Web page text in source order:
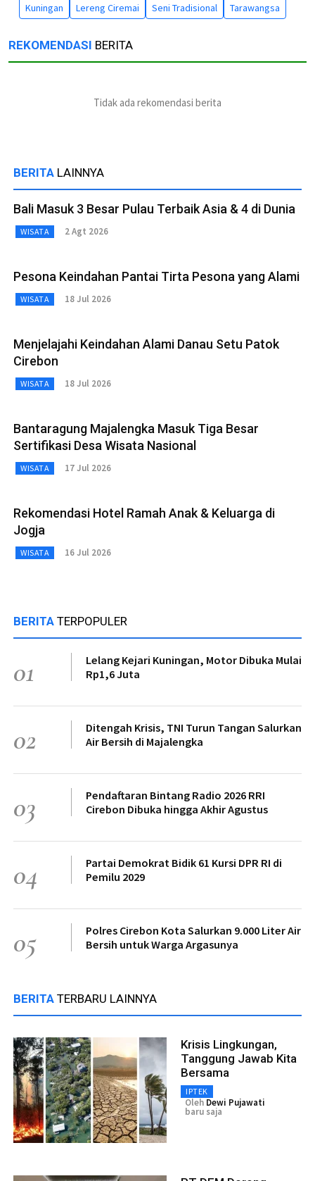
Kuningan
Lereng Ciremai Seni Tradisional Tarawangsa
REKOMENDASI BERITA
Tidak ada rekomendasi berita
BERITA LAINNYA
Bali Masuk 3 Besar Pulau Terbaik Asia & 4 di Dunia
WISATA 2 Agt 2026
Pesona Keindahan Pantai Tirta Pesona yang Alami
WISATA 18 Jul 2026
Menjelajahi Keindahan Alami Danau Setu Patok
Cirebon
WISATA 18 Jul 2026
Bantaragung Majalengka Masuk Tiga Besar
Sertifikasi Desa Wisata Nasional
WISATA 17 Jul 2026
Rekomendasi Hotel Ramah Anak & Keluarga di
Jogja
WISATA 16 Jul 2026
BERITA TERPOPULER
01
Lelang Kejari Kuningan, Motor Dibuka Mulai
Rp1,6 Juta
02
Ditengah Krisis, TNI Turun Tangan Salurkan
Air Bersih di Majalengka
03
Pendaftaran Bintang Radio 2026 RRI
Cirebon Dibuka hingga Akhir Agustus
04
Partai Demokrat Bidik 61 Kursi DPR RI di
Pemilu 2029
05
Polres Cirebon Kota Salurkan 9.000 Liter Air
Bersih untuk Warga Argasunya
BERITA TERBARU LAINNYA
Krisis Lingkungan,
Tanggung Jawab Kita
Bersama
IPTEK
Oleh Dewi Pujawati
baru saja